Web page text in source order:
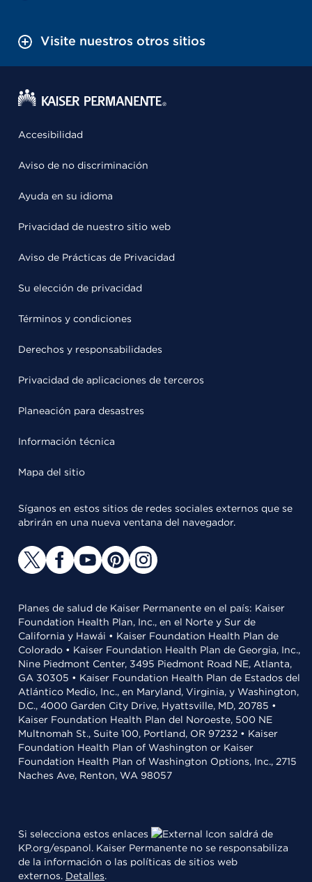
Visite nuestros otros sitios
Accesibilidad
Aviso de no discriminación
Ayuda en su idioma
Privacidad de nuestro sitio web
Aviso de Prácticas de Privacidad
Su elección de privacidad
Términos y condiciones
Derechos y responsabilidades
Privacidad de aplicaciones de terceros
Planeación para desastres
Información técnica
Mapa del sitio
Síganos en estos sitios de redes sociales externos que se
abrirán en una nueva ventana del navegador.
Planes de salud de Kaiser Permanente en el país: Kaiser
Foundation Health Plan, Inc., en el Norte y Sur de
California y Hawái • Kaiser Foundation Health Plan de
Colorado • Kaiser Foundation Health Plan de Georgia, Inc.,
Nine Piedmont Center, 3495 Piedmont Road NE, Atlanta,
GA 30305 • Kaiser Foundation Health Plan de Estados del
Atlántico Medio, Inc., en Maryland, Virginia, y Washington,
D.C., 4000 Garden City Drive, Hyattsville, MD, 20785 •
Kaiser Foundation Health Plan del Noroeste, 500 NE
Multnomah St., Suite 100, Portland, OR 97232 • Kaiser
Foundation Health Plan of Washington or Kaiser
Foundation Health Plan of Washington Options, Inc., 2715
Naches Ave, Renton, WA 98057
Si selecciona estos enlaces
saldrá de
KP.org/espanol. Kaiser Permanente no se responsabiliza
de la información o las políticas de sitios web
externos. Detalles.